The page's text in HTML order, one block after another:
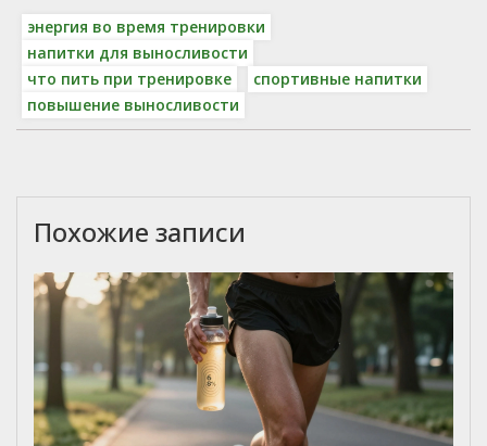
энергия во время тренировки
напитки для выносливости
что пить при тренировке
спортивные напитки
повышение выносливости
Похожие записи